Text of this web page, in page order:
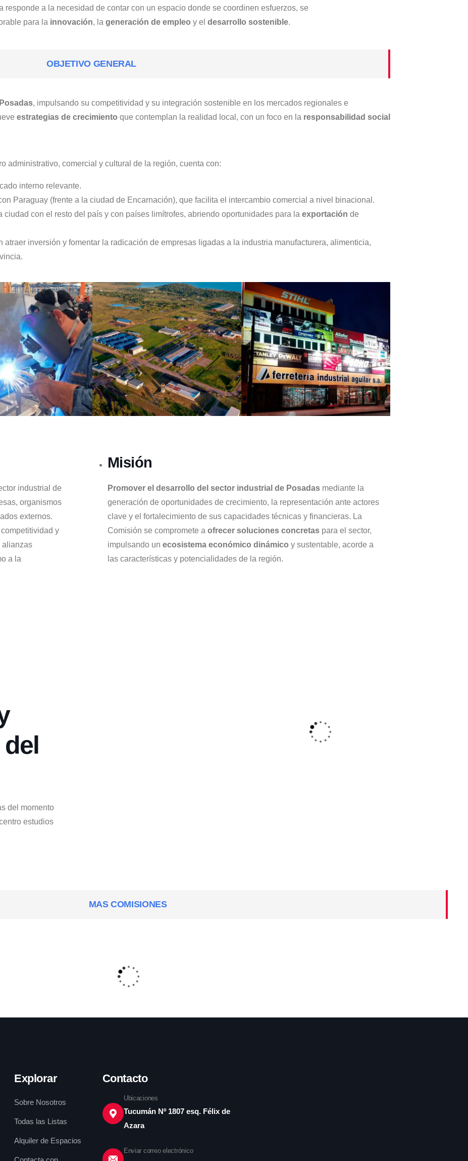
a la necesidad de contar con un espacio donde se coordinen esfuerzos, se
para la innovación, la generación de empleo y el desarrollo sostenible.
OBJETIVO GENERAL
, impulsando su competitividad y su integración sostenible en los mercados regionales e
estrategias de crecimiento que contemplan la realidad local, con un foco en la responsabilidad social
administrativo, comercial y cultural de la región, cuenta con:
interno relevante.
Paraguay (frente a la ciudad de Encarnación), que facilita el intercambio comercial a nivel binacional.
con el resto del país y con países limítrofes, abriendo oportunidades para la exportación de
atraer inversión y fomentar la radicación de empresas ligadas a la industria manufacturera, alimenticia,
industrial de
organismos
externos.
y
alianzas
a la
Misión
Promover el desarrollo del sector industrial de Posadas mediante la
generación de oportunidades de crecimiento, la representación ante actores
clave y el fortalecimiento de sus capacidades técnicas y financieras. La
Comisión se compromete a ofrecer soluciones concretas para el sector,
impulsando un ecosistema económico dinámico y sustentable, acorde a
las características y potencialidades de la región.
del momento
estudios
complejas en términos
MAS COMISIONES
Explorar
Sobre Nosotros
Todas las Listas
Alquiler de Espacios
Contacto
Ubicaciones
Tucumán Nº 1807 esq. Félix de
Azara
Enviar correo electrónico